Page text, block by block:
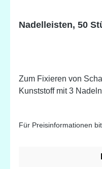
Nadelleisten, 50
Zum Fixieren von
Kunststoff mit 3 Nadeln
Für Preisinformationen